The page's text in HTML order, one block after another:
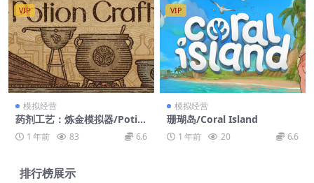
VIP
模拟经营
药剂工艺：炼金模拟器/Potio
n Craft: Alchemist Simulat
or 1 年前 83 6.6
VIP
模拟经营
珊瑚岛/Coral Island
1 年前 20 6.6
排行榜展示